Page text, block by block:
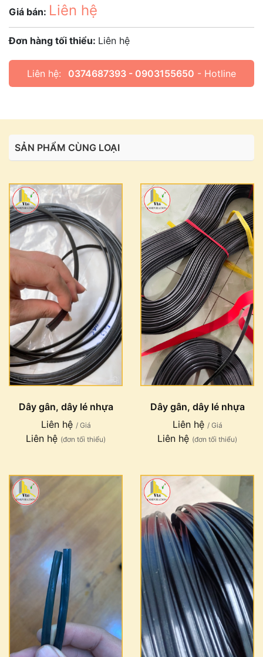
Giá bán: Liên hệ
Đơn hàng tối thiểu: Liên hệ
Liên hệ: 0374687393 - 0903155650 - Hotline
SẢN PHẨM CÙNG LOẠI
Dây gân, dây lé nhựa
Liên hệ / Giá
Liên hệ (đơn tối thiểu)
Dây gân, dây lé nhựa
Liên hệ / Giá
Liên hệ (đơn tối thiểu)